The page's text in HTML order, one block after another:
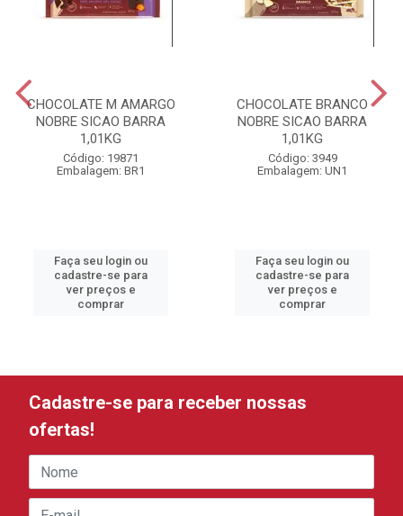
CHOCOLATE M AMARGO
NOBRE SICAO BARRA
1,01KG
Código: 19871
Embalagem: BR1
Faça seu login ou
cadastre-se para
ver preços e
comprar
CHOCOLATE BRANCO
NOBRE SICAO BARRA
1,01KG
Código: 3949
Embalagem: UN1
Faça seu login ou
cadastre-se para
ver preços e
comprar
Cadastre-se para receber nossas
ofertas!